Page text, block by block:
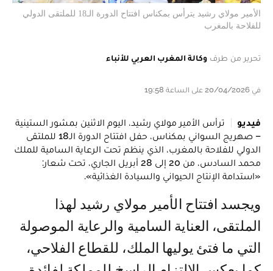
الأمير مولاي رشيد يترأس بمكناس افتتاح الدورة الـ18 للملتقى الدولي
للفلاحة بالمغرب
تحرير من طرف وكالة المغرب العربي للأنباء
في 20/04/2026 على الساعة 19:58
فيديو
ترأس الأمير مولاي رشيد، اليوم الاثنين بمشور الستينية
– صهريج السواني بمكناس، حفل افتتاح الدورة الـ18 للملتقى
الدولي للفلاحة بالمغرب، الذي ينظم تحت الرعاية السامية للملك
محمد السادس، من 20 إلى 28 أبريل الجاري، تحت شعار:
«استدامة الإنتاج الحيواني والسيادة الغذائية».
ويجسد افتتاح الأمير مولاي رشيد لهذا
الملتقى، العناية السامية والرعاية الموصولة
التي ما فتئ يوليها الملك، للقطاع الفلاحي،